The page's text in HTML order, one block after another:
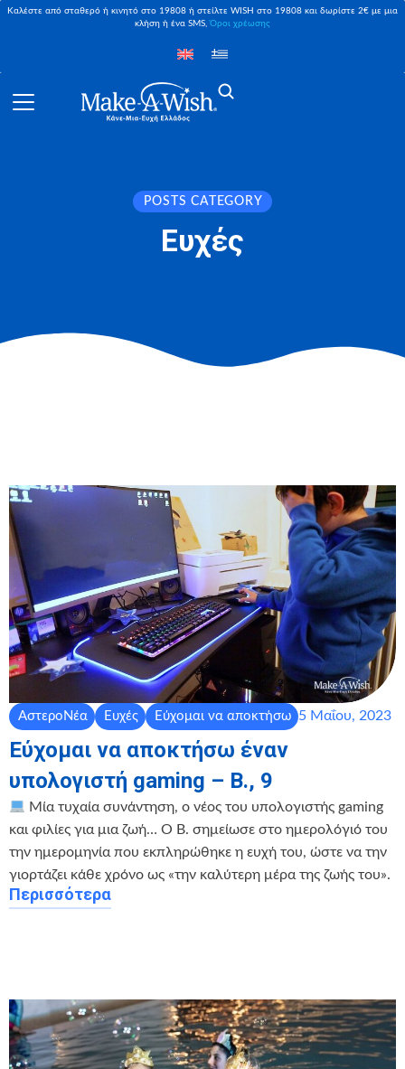
Καλέστε από σταθερό ή κινητό στο 19808 ή στείλτε WISH στο 19808 και δωρίστε 2€ με μια
κλήση ή ένα SMS,Όροι χρέωσης
POSTS CATEGORY
Ευχές
ΑστεροΝέα Ευχές Εύχομαι να αποκτήσω 5 Μαΐου, 2023
Εύχομαι να αποκτήσω έναν
υπολογιστή gaming – Β., 9
Μία τυχαία συνάντηση, ο νέος του υπολογιστής gaming
και φιλίες για μια ζωή… Ο Β. σημείωσε στο ημερολόγιό του
την ημερομηνία που εκπληρώθηκε η ευχή του, ώστε να την
γιορτάζει κάθε χρόνο ως «την καλύτερη μέρα της ζωής του».
Περισσότερα